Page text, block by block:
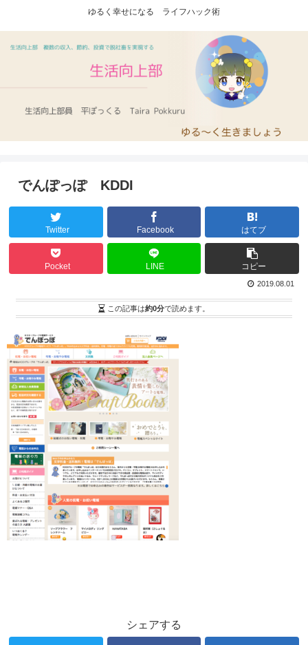
ゆるく幸せになる ライフハック術
でんぽっぽ KDDI
Twitter Facebook はてブ
Pocket LINE コピー
2019.08.01
この記事は約0分で読めます。
シェアする